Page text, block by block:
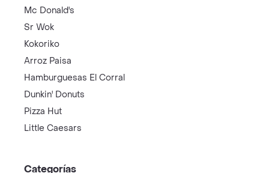
Mc Donald's
Sr Wok
Kokoriko
Arroz Paisa
Hamburguesas El Corral
Dunkin' Donuts
Pizza Hut
Little Caesars
Categorías